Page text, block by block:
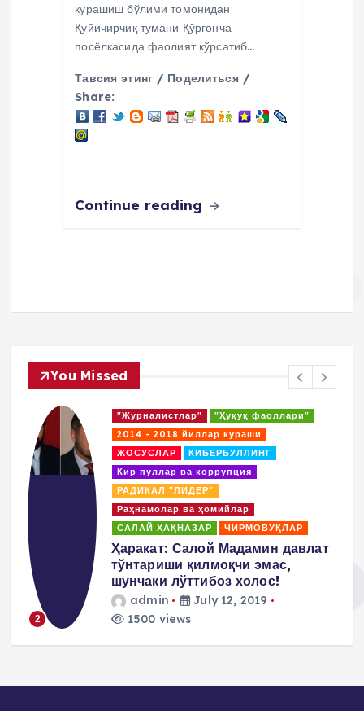
курашиш бўлими томонидан
Қуйичирчиқ тумани Қўрғонча
посёлкасида фаолият кўрсатиб…
Тавсия этинг / Поделиться /
Share:
Continue reading
You Missed
"Журналисты"
"Правозащитники"
2014 - 2018. Борьбы
Кибербуллинг
КОАЛИЦИЯ
Коррупция и отмывание денег
ПОВИЛИКА
Покрователи и спонсоры
Пропаганда насилия и террор
Салай Хакназар
Пулат Ахунов: Нам надо
заявить, что мы не разделяем
методы М.Салиха а
придерживаемся
демократических и
ненасильственных методов…
admin
July 10, 2019